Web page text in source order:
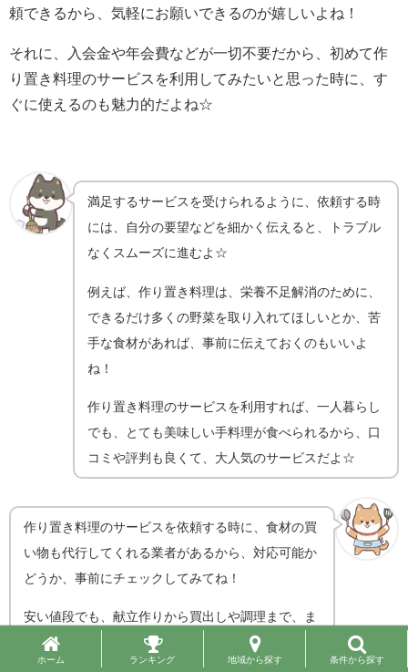
頼できるから、気軽にお願いできるのが嬉しいよね！
それに、入会金や年会費などが一切不要だから、初めて作
り置き料理のサービスを利用してみたいと思った時に、す
ぐに使えるのも魅力的だよね☆
満足するサービスを受けられるように、依頼する時
には、自分の要望などを細かく伝えると、トラブル
なくスムーズに進むよ☆
例えば、作り置き料理は、栄養不足解消のために、
できるだけ多くの野菜を取り入れてほしいとか、苦
手な食材があれば、事前に伝えておくのもいいよ
ね！
作り置き料理のサービスを利用すれば、一人暮らし
でも、とても美味しい手料理が食べられるから、口
コミや評判も良くて、大人気のサービスだよ☆
作り置き料理のサービスを依頼する時に、食材の買
い物も代行してくれる業者があるから、対応可能か
どうか、事前にチェックしてみてね！
安い値段でも、献立作りから買出しや調理まで、ま
るごとおまかせできるなんて、夢みたいなサービス
だよね☆